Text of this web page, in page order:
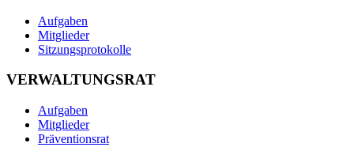
Aufgaben
Mitglieder
Sitzungsprotokolle
VERWALTUNGSRAT
Aufgaben
Mitglieder
Präventionsrat